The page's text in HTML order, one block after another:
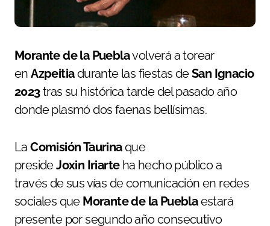
Morante de la Pueblavolverá a torear
enAzpeitiadurante las fiestas deSan Ignacio
2023tras su histórica tarde del pasado año
donde plasmó dos faenas bellísimas.
LaComisión Taurinaque
presideJoxin Iriarteha hecho público a
través de sus vías de comunicación en redes
sociales queMorante de la Pueblaestará
presente por segundo año consecutivo